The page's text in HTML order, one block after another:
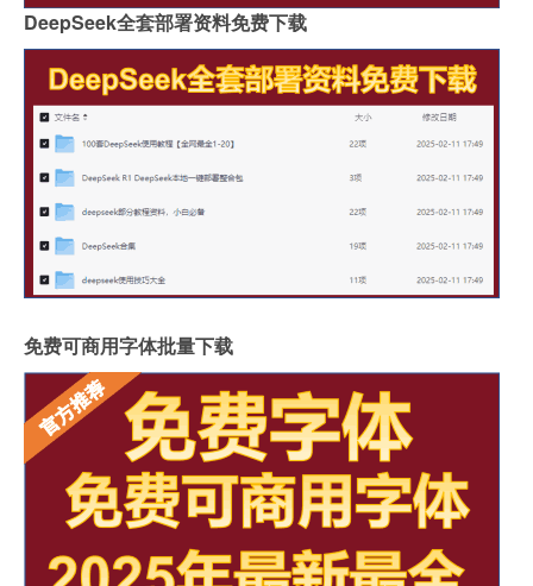
DeepSeek全套部署资料免费下载
免费可商用字体批量下载